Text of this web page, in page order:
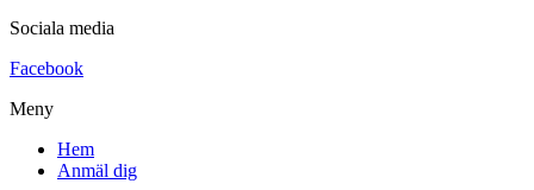
Sociala media
Facebook
Meny
Hem
Anmäl dig